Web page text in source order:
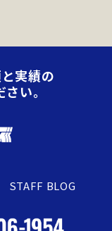
実績の
い。
STAFF BLOG